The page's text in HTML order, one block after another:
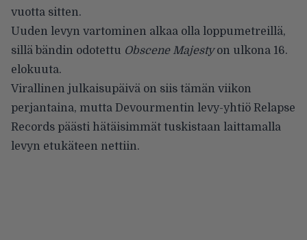
vuotta sitten.
Uuden levyn vartominen alkaa olla loppumetreillä,
sillä bändin odotettu Obscene Majestyon ulkona 16.
elokuuta.
Virallinen julkaisupäivä on siis tämän viikon
perjantaina, mutta Devourmentin levy-yhtiö Relapse
Records päästi hätäisimmät tuskistaan laittamalla
levyn etukäteen nettiin.